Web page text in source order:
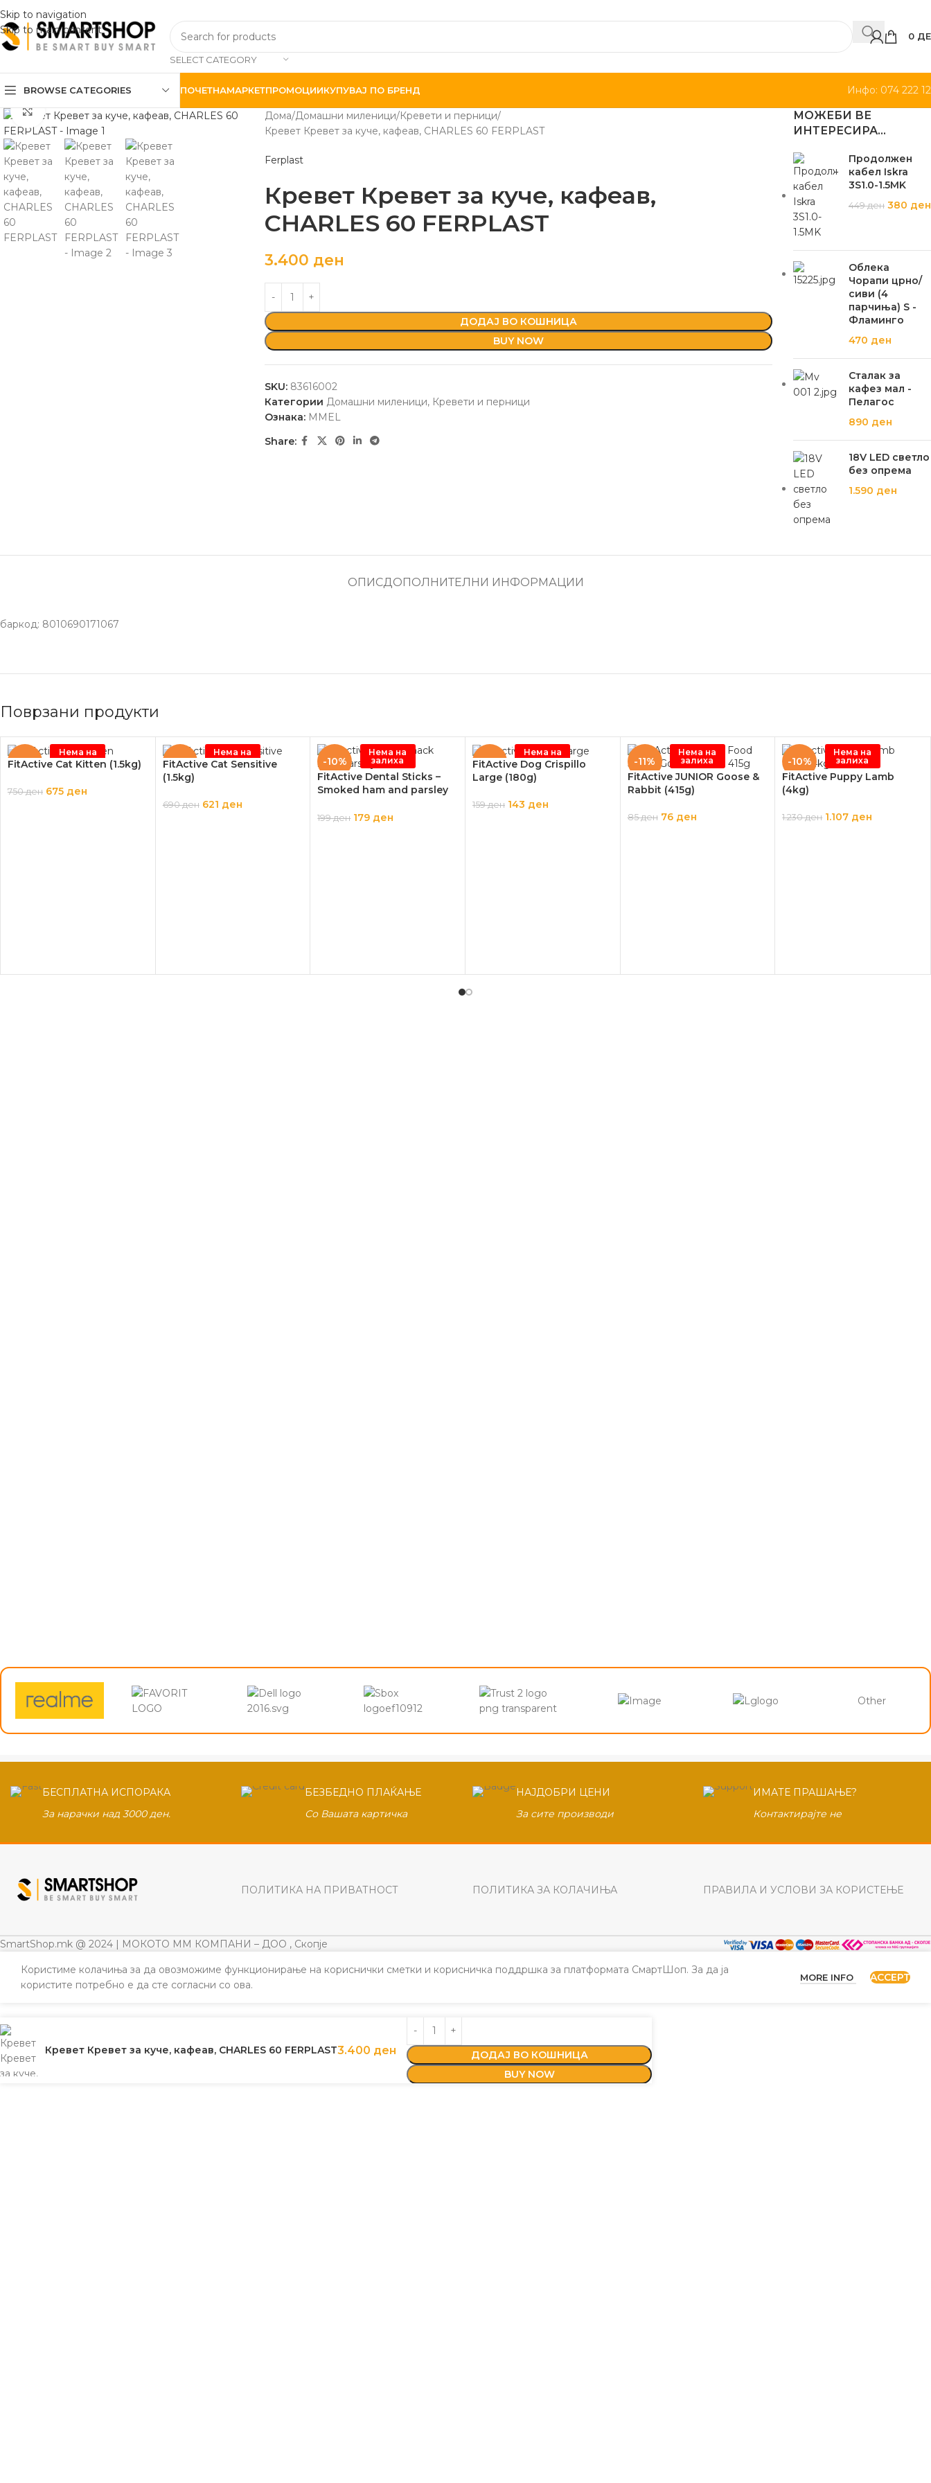
Skip to navigation
Skip to main content
SELECT CATEGORY
0
BROWSE CATEGORIES ПОЧЕТНАМАРКЕТПРОМОЦИИКУПУВАЈ ПО БРЕНД Инфо: 074 222
Click to enlarge Дома Домашни миленици Кревети и перници
Кревет Кревет за куче, кафеав, CHARLES 60 FERPLAST
Ferplast
Кревет Кревет за куче, кафеав,
CHARLES 60 FERPLAST
3.400 ден
ДОДАЈ ВО КОШНИЦА
BUY NOW
SKU: 83616002
Категории Домашни миленици, Кревети и перници
Ознака: MMEL
Share:
МОЖЕБИ ВЕ
ИНТЕРЕСИРА…
Продолжен
кабел Iskra
3S1.0-1.5MK
449ден 380 ден
Облека
Чорапи црно/
сиви (4
парчиња) S -
Фламинго
470 ден
Сталак за
кафез мал -
Пелагос
890 ден
18V LED светло
без опрема
1.590 ден
ОПИСДОПОЛНИТЕЛНИ ИНФОРМАЦИИ
баркод: 8010690171067
Поврзани продукти
Нема на
залиха
-10%
FitActive Cat Kitten (1.5kg)
750ден 675 ден
Нема на
залиха
-10%
FitActive Cat Sensitive
(1.5kg)
690ден 621 ден
Нема на
залиха
-10%
FitActive Dental Sticks –
Smoked ham and parsley
199ден 179 ден
Нема на
залиха
-10%
FitActive Dog Crispillo
Large (180g)
159ден 143 ден
Нема на
залиха
-11%
FitActive JUNIOR Goose &
Rabbit (415g)
85ден 76 ден
Нема на
залиха
-10%
FitActive Puppy Lamb
(4kg)
1.230ден 1.107 ден
Other
БЕСПЛАТНА ИСПОРАКА
За нарачки над 3000 ден.
БЕЗБЕДНО ПЛАЌАЊЕ
Со Вашата картичка
НАЈДОБРИ ЦЕНИ
За сите производи
ИМАТЕ ПРАШАЊЕ?
Контактирајте не
ПОЛИТИКА НА ПРИВАТНОСТ ПОЛИТИКА ЗА КОЛАЧИЊА ПРАВИЛА И УСЛОВИ ЗА КОРИСТЕЊЕ
SmartShop.mk @ 2024 | МОКОТО ММ КОМПАНИ – ДОО , Скопје
Користиме колачиња за да овозможиме функционирање на кориснички сметки и корисничка поддршка за платформата СмартШоп. За да ја
користите потребно е да сте согласни со ова.
MORE INFO ACCEPT
Кревет Кревет за куче, кафеав, CHARLES 60 FERPLAST3.400 ден
ДОДАЈ ВО КОШНИЦА
BUY NOW